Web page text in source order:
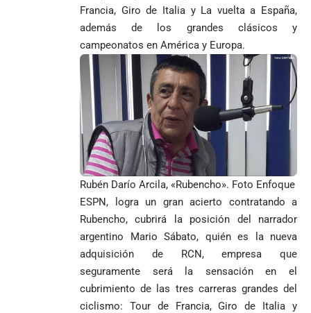
Francia, Giro de Italia y La vuelta a España,
además de los grandes clásicos y
campeonatos en América y Europa.
Rubén Darío Arcila, «Rubencho». Foto Enfoque
ESPN, logra un gran acierto contratando a
Rubencho, cubrirá la posición del narrador
argentino Mario Sábato, quién es la nueva
adquisición de RCN, empresa que
seguramente será la sensación en el
cubrimiento de las tres carreras grandes del
ciclismo: Tour de Francia, Giro de Italia y